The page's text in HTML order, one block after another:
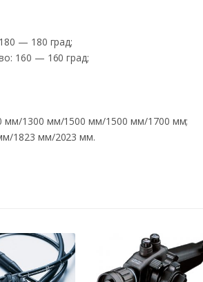
— 180 град;
160 — 160 град;
мм/1300 мм/1500 мм/1500 мм/1700 мм;
1823 мм/2023 мм.